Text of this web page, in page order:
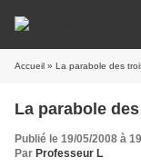
Accueil » La parabole des
La parabole
Publié le 19/05/2008 à
Par Professeur L